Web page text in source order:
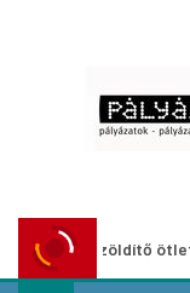
ötletpályázat